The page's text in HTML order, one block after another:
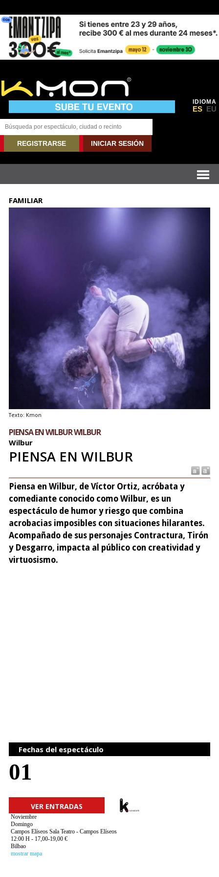
IDIOMA
ES EU
REGISTRARSE INICIAR SESIÓN
FAMILIAR
Texto: Kmon
PIENSA EN WILBUR WILBUR
Wilbur
PIENSA EN WILBUR
Piensa en Wilbur, de Víctor Ortiz, acróbata y
comediante conocido como Wilbur, es un
espectáculo de humor y riesgo que combina
acrobacias imposibles con situaciones hilarantes.
Acompañado de sus personajes Contractura, Tirón
y Desgarro, impacta al público con creatividad y
virtuosismo.
Fechas del espectáculo
01
VER ENTRADAS
Noviembre
Domingo
Campos Elíseos Sala Teatro - Campos Elíseos
12:00 H - 17,00-19,00 €
Bilbao
mostrar mapa